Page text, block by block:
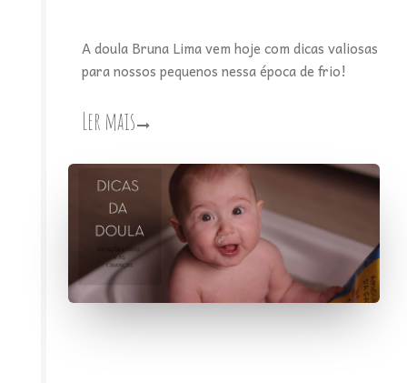
A doula Bruna Lima vem hoje com dicas valiosas
para nossos pequenos nessa época de frio!
Ler mais